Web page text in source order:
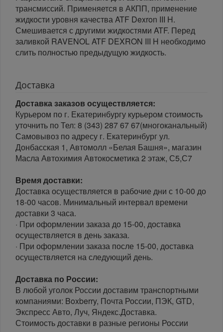
трансмиссий. Применяется в АКПП, применение
жидкости уровня качества ATF Dexron III H.
Смешивается с другими жидкостями ATF. Перед
заливкой RAVENOL ATF DEXRON III H необходимо
слить полностью предыдущую жидкость.
Доставка
Доставка заказов осуществляется:
Курьером по г. Екатеринбургу курьером стоимость
уточнить по Тел: 8 (343) 287 67 67(многоканальный)
Самовывоз по адресу г. Екатеринбург ул.
Донбасская 1, Автомолл «Белая Башня», магазин
Масла Автохимия Автокосметика 2 этаж, С5,С7
Время доставки:
Доставка осуществляется в рабочие дни с 10-00 до
18-00 часов. Минимальный интервал времени
доставки 3 часа.
· При оформлении заказа до 15-00, доставка
осуществляется в день заказа.
· При оформлении заказа после 15-00, доставка
осуществляется на следующий день.
Доставка по России:
В любой уголок России доставим транспортными
компаниями: Boxberry, Почта России, ПЭК, GTD,
Экспресс Авто, Луч, Яндекс.Доставка.
Стоимость доставки в разные регионы России